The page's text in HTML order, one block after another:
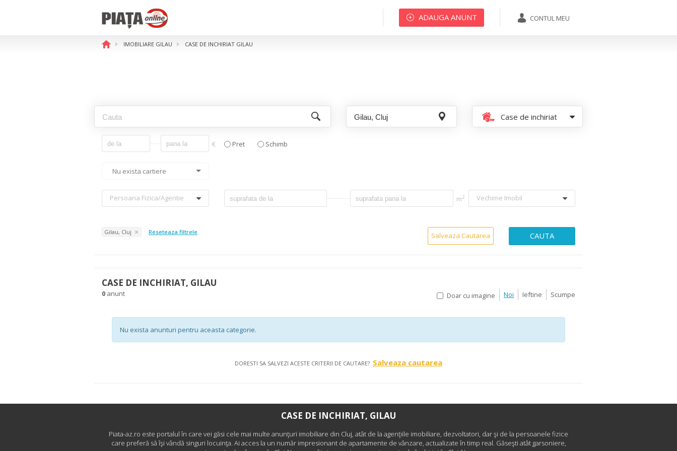
CONTUL MEU
ADAUGA ANUNT
IMOBILIARE GILAU CASE DE INCHIRIAT GILAU
Case de inchiriat
€ Pret Schimb
Nu exista cartiere
Persoana Fizica/agentie m2 Vechime Imobil
Gilau, Cluj Reseteaza filtrele Salveaza Cautarea CAUTA
CASE DE INCHIRIAT, GILAU
0 anunt Doar cu imagine Noi Ieftine Scumpe
Nu exista anunturi pentru aceasta categorie.
DORESTI SA SALVEZI ACESTE CRITERII DE CAUTARE? Salveaza cautarea
CASE DE INCHIRIAT, GILAU
Piata-az.ro este portalul în care vei găsi cele mai multe anunţuri imobiliare din Cluj, atât de la agenţiile imobiliare, dezvoltatori, dar şi de la persoanele fizice
care preferă să îşi vândă singuri locuinţa. Ai acces la un număr impresionant de apartamente de vânzare, actualizate în timp real. Găseşti atât garsoniere,